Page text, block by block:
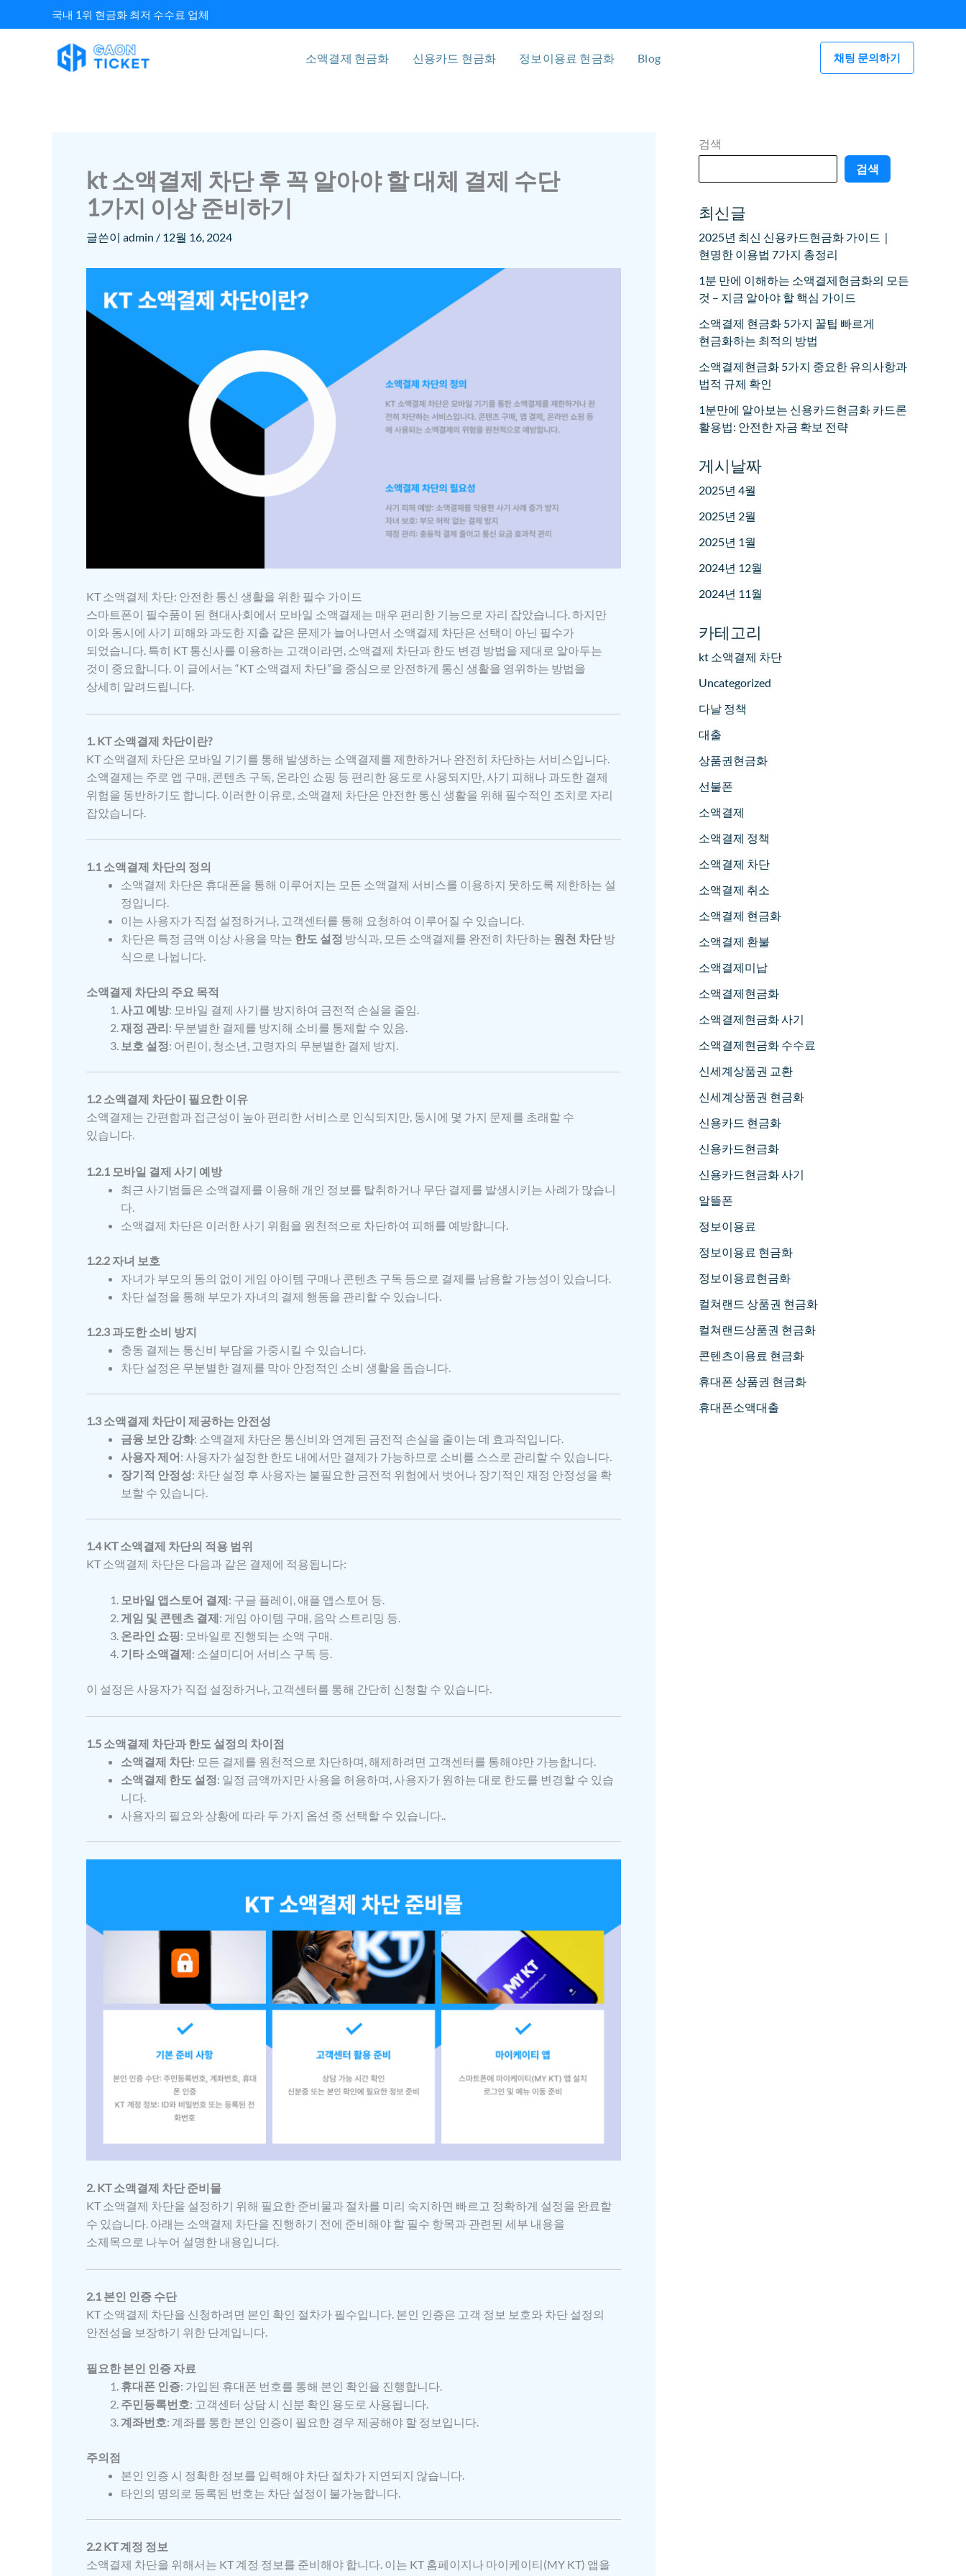
건너뛰기
국내 1위 현금화 최저 수수료 업체
소액결제 현금화 신용카드 현금화 정보이용료 현금화 Blog 채팅 문의하기
kt 소액결제 차단 후 꼭 알아야 할 대체 결제 수단
1가지 이상 준비하기
글쓴이 admin / 12월 16, 2024
KT 소액결제 차단: 안전한 통신 생활을 위한 필수 가이드
스마트폰이 필수품이 된 현대사회에서 모바일 소액결제는 매우 편리한 기능으로 자리 잡았습니다. 하지만
이와 동시에 사기 피해와 과도한 지출 같은 문제가 늘어나면서 소액결제 차단은 선택이 아닌 필수가
되었습니다. 특히 KT 통신사를 이용하는 고객이라면, 소액결제 차단과 한도 변경 방법을 제대로 알아두는
것이 중요합니다. 이 글에서는 “KT 소액결제 차단”을 중심으로 안전하게 통신 생활을 영위하는 방법을
상세히 알려드립니다.
1. KT 소액결제 차단이란?
KT 소액결제 차단은 모바일 기기를 통해 발생하는 소액결제를 제한하거나 완전히 차단하는 서비스입니다.
소액결제는 주로 앱 구매, 콘텐츠 구독, 온라인 쇼핑 등 편리한 용도로 사용되지만, 사기 피해나 과도한 결제
위험을 동반하기도 합니다. 이러한 이유로, 소액결제 차단은 안전한 통신 생활을 위해 필수적인 조치로 자리
잡았습니다.
1.1 소액결제 차단의 정의
소액결제 차단은 휴대폰을 통해 이루어지는 모든 소액결제 서비스를 이용하지 못하도록 제한하는 설
정입니다.
이는 사용자가 직접 설정하거나, 고객센터를 통해 요청하여 이루어질 수 있습니다.
차단은 특정 금액 이상 사용을 막는 한도 설정 방식과, 모든 소액결제를 완전히 차단하는 원천 차단방
식으로 나뉩니다.
소액결제 차단의 주요 목적
사고 예방: 모바일 결제 사기를 방지하여 금전적 손실을 줄임.
재정 관리: 무분별한 결제를 방지해 소비를 통제할 수 있음.
보호 설정: 어린이, 청소년, 고령자의 무분별한 결제 방지.
1.2 소액결제 차단이 필요한 이유
소액결제는 간편함과 접근성이 높아 편리한 서비스로 인식되지만, 동시에 몇 가지 문제를 초래할 수
있습니다.
1.2.1 모바일 결제 사기 예방
최근 사기범들은 소액결제를 이용해 개인 정보를 탈취하거나 무단 결제를 발생시키는 사례가 많습니
다.
소액결제 차단은 이러한 사기 위험을 원천적으로 차단하여 피해를 예방합니다.
1.2.2 자녀 보호
자녀가 부모의 동의 없이 게임 아이템 구매나 콘텐츠 구독 등으로 결제를 남용할 가능성이 있습니다.
차단 설정을 통해 부모가 자녀의 결제 행동을 관리할 수 있습니다.
1.2.3 과도한 소비 방지
충동 결제는 통신비 부담을 가중시킬 수 있습니다.
차단 설정은 무분별한 결제를 막아 안정적인 소비 생활을 돕습니다.
1.3 소액결제 차단이 제공하는 안전성
금융 보안 강화: 소액결제 차단은 통신비와 연계된 금전적 손실을 줄이는 데 효과적입니다.
사용자 제어: 사용자가 설정한 한도 내에서만 결제가 가능하므로 소비를 스스로 관리할 수 있습니다.
장기적 안정성: 차단 설정 후 사용자는 불필요한 금전적 위험에서 벗어나 장기적인 재정 안정성을 확
보할 수 있습니다.
1.4 KT 소액결제 차단의 적용 범위
KT 소액결제 차단은 다음과 같은 결제에 적용됩니다:
모바일 앱스토어 결제: 구글 플레이, 애플 앱스토어 등.
게임 및 콘텐츠 결제: 게임 아이템 구매, 음악 스트리밍 등.
온라인 쇼핑: 모바일로 진행되는 소액 구매.
기타 소액결제: 소셜미디어 서비스 구독 등.
이 설정은 사용자가 직접 설정하거나, 고객센터를 통해 간단히 신청할 수 있습니다.
1.5 소액결제 차단과 한도 설정의 차이점
소액결제 차단: 모든 결제를 원천적으로 차단하며, 해제하려면 고객센터를 통해야만 가능합니다.
소액결제 한도 설정: 일정 금액까지만 사용을 허용하며, 사용자가 원하는 대로 한도를 변경할 수 있습
니다.
사용자의 필요와 상황에 따라 두 가지 옵션 중 선택할 수 있습니다..
2. KT 소액결제 차단 준비물
KT 소액결제 차단을 설정하기 위해 필요한 준비물과 절차를 미리 숙지하면 빠르고 정확하게 설정을 완료할
수 있습니다. 아래는 소액결제 차단을 진행하기 전에 준비해야 할 필수 항목과 관련된 세부 내용을
소제목으로 나누어 설명한 내용입니다.
2.1 본인 인증 수단
KT 소액결제 차단을 신청하려면 본인 확인 절차가 필수입니다. 본인 인증은 고객 정보 보호와 차단 설정의
안전성을 보장하기 위한 단계입니다.
필요한 본인 인증 자료
휴대폰 인증: 가입된 휴대폰 번호를 통해 본인 확인을 진행합니다.
주민등록번호: 고객센터 상담 시 신분 확인 용도로 사용됩니다.
계좌번호: 계좌를 통한 본인 인증이 필요한 경우 제공해야 할 정보입니다.
주의점
본인 인증 시 정확한 정보를 입력해야 차단 절차가 지연되지 않습니다.
타인의 명의로 등록된 번호는 차단 설정이 불가능합니다.
2.2 KT 계정 정보
소액결제 차단을 위해서는 KT 계정 정보를 준비해야 합니다. 이는 KT 홈페이지나 마이케이티(MY KT) 앱을
검색
검색
최신글
2025년 최신 신용카드현금화 가이드｜
현명한 이용법 7가지 총정리
1분 만에 이해하는 소액결제현금화의 모든
것 – 지금 알아야 할 핵심 가이드
소액결제 현금화 5가지 꿀팁 빠르게
현금화하는 최적의 방법
소액결제현금화 5가지 중요한 유의사항과
법적 규제 확인
1분만에 알아보는 신용카드현금화 카드론
활용법: 안전한 자금 확보 전략
게시날짜
2025년 4월
2025년 2월
2025년 1월
2024년 12월
2024년 11월
카테고리
kt 소액결제 차단
Uncategorized
다날 정책
대출
상품권현금화
선불폰
소액결제
소액결제 정책
소액결제 차단
소액결제 취소
소액결제 현금화
소액결제 환불
소액결제미납
소액결제현금화
소액결제현금화 사기
소액결제현금화 수수료
신세계상품권 교환
신세계상품권 현금화
신용카드 현금화
신용카드현금화
신용카드현금화 사기
알뜰폰
정보이용료
정보이용료 현금화
정보이용료현금화
컬쳐랜드 상품권 현금화
컬쳐랜드상품권 현금화
콘텐츠이용료 현금화
휴대폰 상품권 현금화
휴대폰소액대출